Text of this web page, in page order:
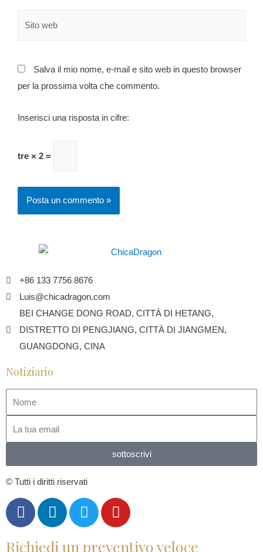
Salva il mio nome, e-mail e sito web in questo browser
per la prossima volta che commento.
Inserisci una risposta in cifre:
tre × 2 =
+86 133 7756 8676
Luis@chicadragon.com
BEI CHANGE DONG ROAD, CITTÀ DI HETANG,
DISTRETTO DI PENGJIANG, CITTÀ DI JIANGMEN,
GUANGDONG, CINA
Notiziario
sottoscrivi
© Tutti i diritti riservati
Richiedi un preventivo veloce